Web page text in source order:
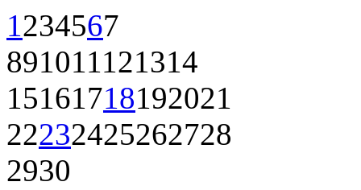
1234567
891011121314
15161718192021
22232425262728
2930